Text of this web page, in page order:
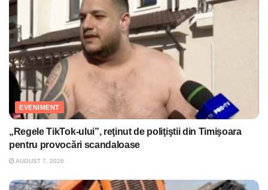
EVENIMENT
„Regele TikTok-ului”, reţinut de poliţiştii din Timişoara
pentru provocări scandaloase
AUGUST 7, 2026